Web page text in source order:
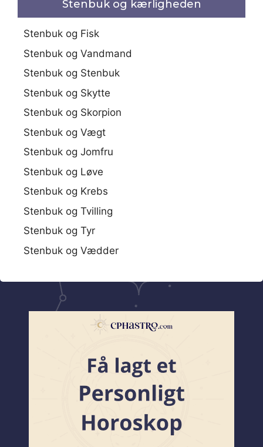
Stenbuk og kærligheden
Stenbuk og Fisk
Stenbuk og Vandmand
Stenbuk og Stenbuk
Stenbuk og Skytte
Stenbuk og Skorpion
Stenbuk og Vægt
Stenbuk og Jomfru
Stenbuk og Løve
Stenbuk og Krebs
Stenbuk og Tvilling
Stenbuk og Tyr
Stenbuk og Vædder